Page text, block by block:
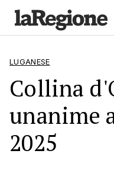
LUGANESE
Collina
unanime
2025